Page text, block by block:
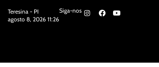
Teresina - PI
agosto 8, 2026 11:26
Siga-nos